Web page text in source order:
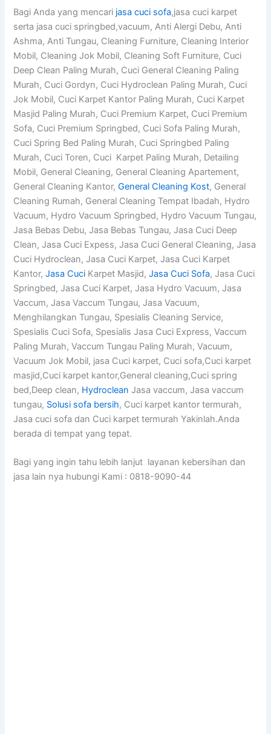
Bagi Anda yang mencari jasa cuci sofa,jasa cuci karpet
serta jasa cuci springbed,vacuum, Anti Alergi Debu, Anti
Ashma, Anti Tungau, Cleaning Furniture, Cleaning Interior
Mobil, Cleaning Jok Mobil, Cleaning Soft Furniture, Cuci
Deep Clean Paling Murah, Cuci General Cleaning Paling
Murah, Cuci Gordyn, Cuci Hydroclean Paling Murah, Cuci
Jok Mobil, Cuci Karpet Kantor Paling Murah, Cuci Karpet
Masjid Paling Murah, Cuci Premium Karpet, Cuci Premium
Sofa, Cuci Premium Springbed, Cuci Sofa Paling Murah,
Cuci Spring Bed Paling Murah, Cuci Springbed Paling
Murah, Cuci Toren, Cuci Karpet Paling Murah, Detailing
Mobil, General Cleaning, General Cleaning Apartement,
General Cleaning Kantor,General Cleaning Kost, General
Cleaning Rumah, General Cleaning Tempat Ibadah, Hydro
Vacuum, Hydro Vacuum Springbed, Hydro Vacuum Tungau,
Jasa Bebas Debu, Jasa Bebas Tungau, Jasa Cuci Deep
Clean, Jasa Cuci Expess, Jasa Cuci General Cleaning, Jasa
Cuci Hydroclean, Jasa Cuci Karpet, Jasa Cuci Karpet
Kantor,Jasa Cuci Karpet Masjid,Jasa Cuci Sofa, Jasa Cuci
Springbed, Jasa Cuci Karpet, Jasa Hydro Vacuum, Jasa
Vaccum, Jasa Vaccum Tungau, Jasa Vacuum,
Menghilangkan Tungau, Spesialis Cleaning Service,
Spesialis Cuci Sofa, Spesialis Jasa Cuci Express, Vaccum
Paling Murah, Vaccum Tungau Paling Murah, Vacuum,
Vacuum Jok Mobil, jasa Cuci karpet, Cuci sofa,Cuci karpet
masjid,Cuci karpet kantor,General cleaning,Cuci spring
bed,Deep clean, Hydroclean Jasa vaccum, Jasa vaccum
tungau, Solusi sofa bersih, Cuci karpet kantor termurah,
Jasa cuci sofa dan Cuci karpet termurah Yakinlah.Anda
berada di tempat yang tepat.
Bagi yang ingin tahu lebih lanjut layanan kebersihan dan
jasa lain nya hubungi Kami : 0818-9090-44